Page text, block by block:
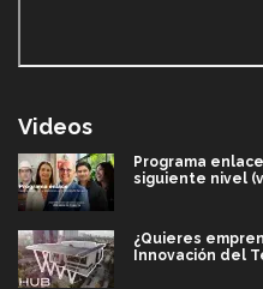
Videos
Programa
siguiente nivel
¿Quieres
Innovación del